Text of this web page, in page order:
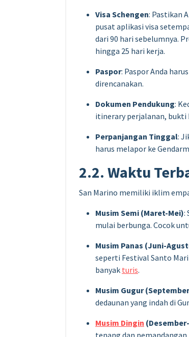
Visa Schengen: Pastikan
pusat aplikasi visa
dari 90 hari sebelumnya.
hingga 25 hari kerja.
Paspor: Paspor Anda
direncanakan.
Dokumen Pendukung:
itinerary perjalanan, bukti
Perpanjangan Tinggal:
harus melapor ke
2.2. Waktu
San Marino memiliki iklim
Musim Semi (Maret-Mei):
mulai berbunga. Cocok
Musim Panas (Juni-
seperti Festival Santo
banyak turis.
Musim Gugur
dedaunan yang indah di
Musim Dingin